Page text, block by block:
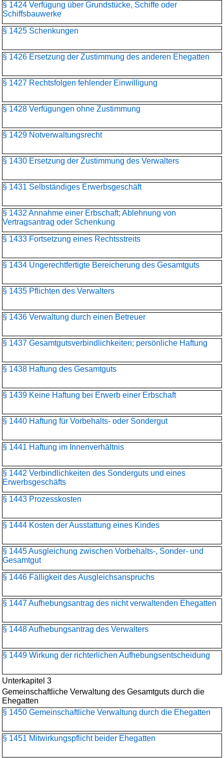
§ 1424 Verfügung über Grundstücke, Schiffe oder
Schiffsbauwerke
§ 1425 Schenkungen
§ 1426 Ersetzung der Zustimmung des anderen Ehegatten
§ 1427 Rechtsfolgen fehlender Einwilligung
§ 1428 Verfügungen ohne Zustimmung
§ 1429 Notverwaltungsrecht
§ 1430 Ersetzung der Zustimmung des Verwalters
§ 1431 Selbständiges Erwerbsgeschäft
§ 1432 Annahme einer Erbschaft; Ablehnung von
Vertragsantrag oder Schenkung
§ 1433 Fortsetzung eines Rechtsstreits
§ 1434 Ungerechtfertigte Bereicherung des Gesamtguts
§ 1435 Pflichten des Verwalters
§ 1436 Verwaltung durch einen Betreuer
§ 1437 Gesamtgutsverbindlichkeiten; persönliche Haftung
§ 1438 Haftung des Gesamtguts
§ 1439 Keine Haftung bei Erwerb einer Erbschaft
§ 1440 Haftung für Vorbehalts- oder Sondergut
§ 1441 Haftung im Innenverhältnis
§ 1442 Verbindlichkeiten des Sonderguts und eines
Erwerbsgeschäfts
§ 1443 Prozesskosten
§ 1444 Kosten der Ausstattung eines Kindes
§ 1445 Ausgleichung zwischen Vorbehalts-, Sonder- und
Gesamtgut
§ 1446 Fälligkeit des Ausgleichsanspruchs
§ 1447 Aufhebungsantrag des nicht verwaltenden Ehegatten
§ 1448 Aufhebungsantrag des Verwalters
§ 1449 Wirkung der richterlichen Aufhebungsentscheidung
Unterkapitel 3
Gemeinschaftliche Verwaltung des Gesamtguts durch die
Ehegatten
§ 1450 Gemeinschaftliche Verwaltung durch die Ehegatten
§ 1451 Mitwirkungspflicht beider Ehegatten